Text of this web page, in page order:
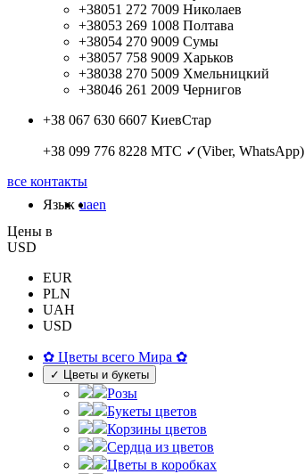
+38051 272 7009 Николаев
+38053 269 1008 Полтава
+38054 270 9009 Сумы
+38057 758 9009 Харьков
+38038 270 5009 Хмельницкий
+38046 261 2009 Чернигов
+38 067 630 6607 КиевСтар
+38 099 776 8228 МТС ✓(Viber, WhatsApp)
все контакты
Язык uaen
Цены в
USD
EUR
PLN
UAH
USD
✿ Цветы всего Мира ✿
✓ Цветы и букеты
Розы
Букеты цветов
Корзины цветов
Сердца из цветов
Цветы в коробках